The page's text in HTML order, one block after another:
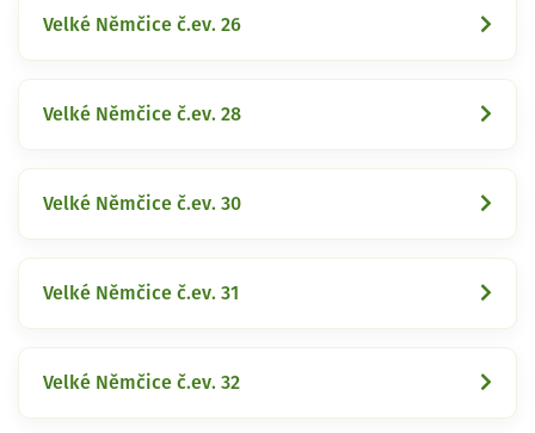
Velké Němčice č.ev. 26
Velké Němčice č.ev. 28
Velké Němčice č.ev. 30
Velké Němčice č.ev. 31
Velké Němčice č.ev. 32